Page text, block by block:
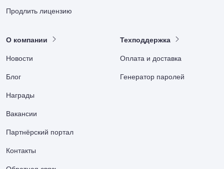
Продлить лицензию
О компании
Новости
Блог
Награды
Вакансии
Партнёрский портал
Контакты
Техподдержка
Оплата и доставка
Генератор паролей